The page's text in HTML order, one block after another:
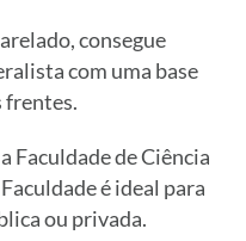
consegue
com uma base
frentes.
Faculdade de Ciência
é ideal para
ou privada.